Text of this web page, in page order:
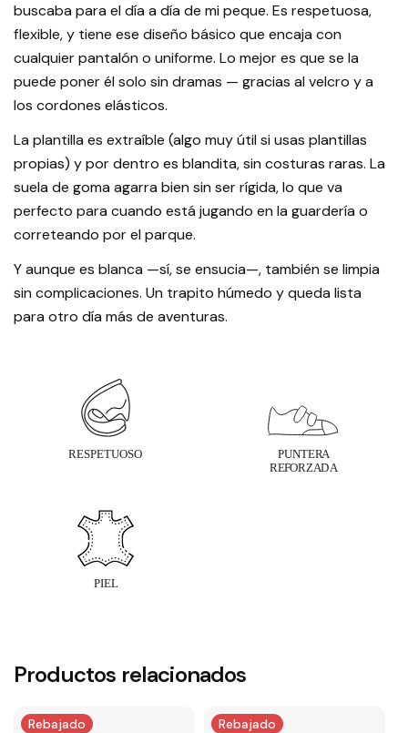
buscaba para el día a día de mi peque. Es respetuosa,
flexible, y tiene ese diseño básico que encaja con
cualquier pantalón o uniforme. Lo mejor es que se la
puede poner él solo sin dramas — gracias al velcro y a
los cordones elásticos.
La plantilla es extraíble (algo muy útil si usas plantillas
propias) y por dentro es blandita, sin costuras raras. La
suela de goma agarra bien sin ser rígida, lo que va
perfecto para cuando está jugando en la guardería o
correteando por el parque.
Y aunque es blanca —sí, se ensucia—, también se limpia
sin complicaciones. Un trapito húmedo y queda lista
para otro día más de aventuras.
Productos relacionados
Rebajado Rebajado